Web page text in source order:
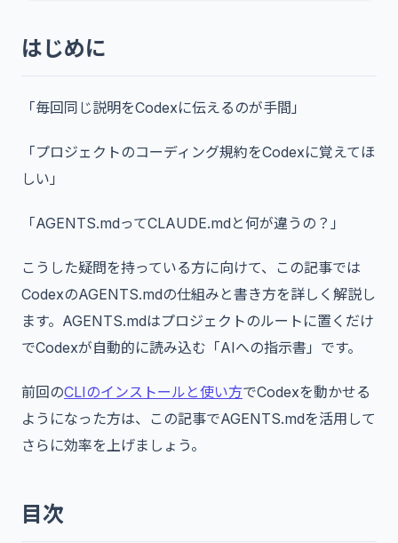
Next.js プロジェクト向けテンプレート
8. 6. 階層配置と優先順位
読み込みの優先順位
Gitで管理する
チームの共通ルールと個人設定の分離
10. 8. まとめ
はじめに
「毎回同じ説明をCodexに伝えるのが手間」
「プロジェクトのコーディング規約をCodexに覚えてほ
しい」
「AGENTS.mdってCLAUDE.mdと何が違うの？」
こうした疑問を持っている方に向けて、この記事では
CodexのAGENTS.mdの仕組みと書き方を詳しく解説し
ます。AGENTS.mdはプロジェクトのルートに置くだけ
でCodexが自動的に読み込む「AIへの指示書」です。
前回のCLIのインストールと使い方でCodexを動かせる
ようになった方は、この記事でAGENTS.mdを活用して
さらに効率を上げましょう。
目次